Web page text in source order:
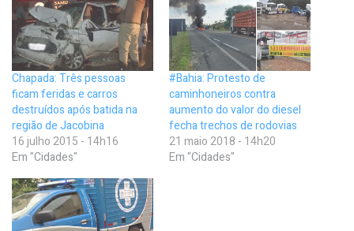
Chapada: Três pessoas
ficam feridas e carros
destruídos após batida na
região de Jacobina
16 julho 2015 - 14h16
Em "Cidades"
#Bahia: Protesto de
caminhoneiros contra
aumento do valor do diesel
fecha trechos de rodovias
21 maio 2018 - 14h20
Em "Cidades"